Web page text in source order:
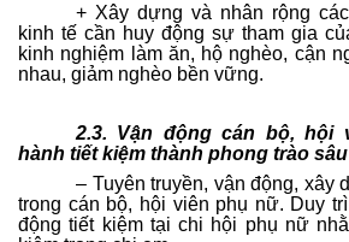
+ Xây dựng và nhân rộng
kinh tế cần huy động sự tham gia
kinh nghiệm làm ăn, hộ nghèo, cận
nhau, giảm nghèo bền vững.
2.3. Vận động cán bộ, hội
hành tiết kiệm thành phong trào
– Tuyên truyền, vận động, xây
trong cán bộ, hội viên phụ nữ. Duy
động tiết kiệm tại chi hội phụ nữ